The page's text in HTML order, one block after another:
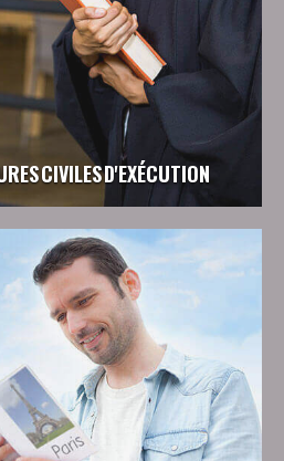
CIVILES D'EXÉCUTION